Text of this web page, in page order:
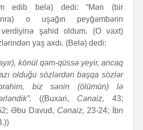
edib belə) dedi: “Mən (bir
o uşağın peyğəmbərin
şahid oldum. (O vaxt)
yaş axdı. (Belə) dedi:
könül qəm-qüssə yeyir, ancaq
olduğu sözlərdən başqa sözlər
biz sənin (ölümün) lə
((Buxari, Cənaiz, 43;
Əbu Davud, Cənaiz, 23-24; İbn